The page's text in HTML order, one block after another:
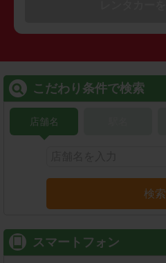
こだわり条件で検索
店舗名
検索
スマートフォン